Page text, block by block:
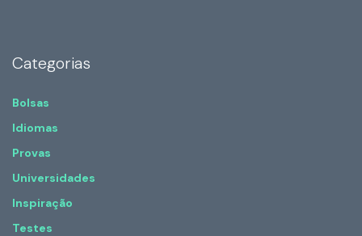
Categorias
Bolsas
Idiomas
Provas
Universidades
Inspiração
Testes